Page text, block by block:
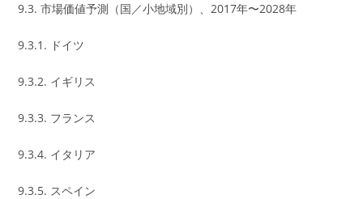
9.3. 市場価値予測（国／小地域別）、2017年〜2028年
9.3.1. ドイツ
9.3.2. イギリス
9.3.3. フランス
9.3.4. イタリア
9.3.5. スペイン